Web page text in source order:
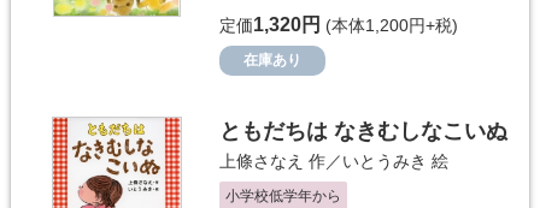
定価1,320円 (本体1,200円+税)
在庫あり
ともだちは なきむしなこいぬ
上條さなえ 作／いとうみき 絵
小学校低学年から